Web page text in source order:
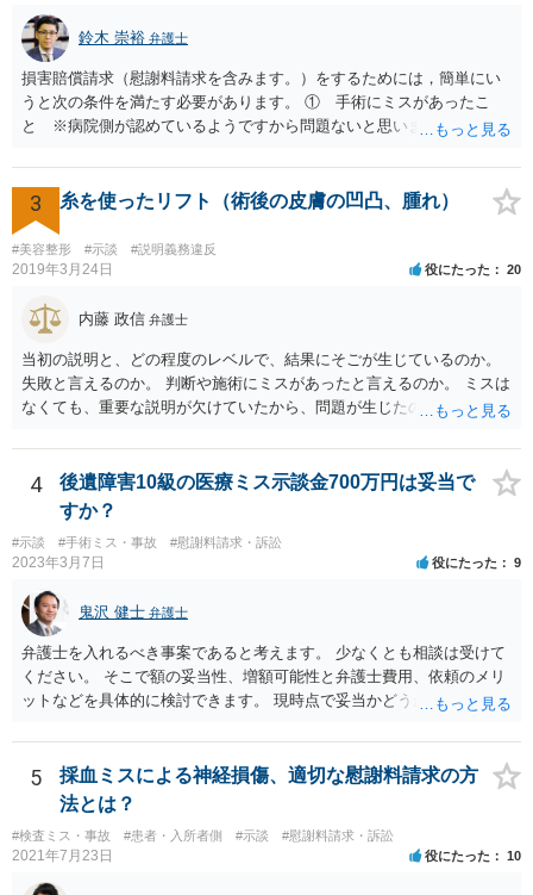
鈴木 崇裕 弁護士
損害賠償請求（慰謝料請求を含みます。）をするためには，簡単にい
うと次の条件を満たす必要があります。 ① 手術にミスがあったこ
と ※病院側が認めているようですから問題ないと思います。 ② 手
術のミスの「せいで」マスクが外せなくなったこと ④ 仕事を休まな
ければならなくなった「せいで」休業損害が発生したこと ⑤ マスク
を外せなくなった「せいで」経済的に評価できる精神的な損害が発生
したこと 「せいで」と強調した点が，内藤先生のご指摘なさる「相当
因果関係」です。 手術のミスと関係のないことまでは責任追及ができ
しく悪くなってしまったとか， 手術のミスの結果，入院期間が延びて
ただし，手術代の返金に応じた際に「これ以上金銭の請求はしませ
ん」という趣旨の合意をしてしまっていると， 上記の請求は，基本的
には困難となります。
3 糸を使ったリフト（術後の皮膚の凹凸、腫れ）
#美容整形 #示談 #説明義務違反
2019年3月24日 役にたった 20
内藤 政信 弁護士
当初の説明と、どの程度のレベルで、結果にそごが生じているのか。
失敗と言えるのか。 判断や施術にミスがあったと言えるのか。 ミスは
なくても、重要な説明が欠けていたから、問題が生じたのか。 美容整
4
後遺障害10級の医療ミス示談金700万円は妥当で
すか？
#示談 #手術ミス・事故 #慰謝料請求・訴訟
2023年3月7日 役にたった 9
鬼沢 健士 弁護士
弁護士を入れるべき事案であると考えます。 少なくとも相談は受けて
ください。 そこで額の妥当性、増額可能性と弁護士費用、依頼のメリ
ットなどを具体的に検討できます。 現時点で妥当かどうかを即断する
5
採血ミスによる神経損傷、適切な慰謝料請求の方
法とは？
#検査ミス・事故 #患者・入所者側 #示談 #慰謝料請求・訴訟
2021年7月23日 役にたった 10